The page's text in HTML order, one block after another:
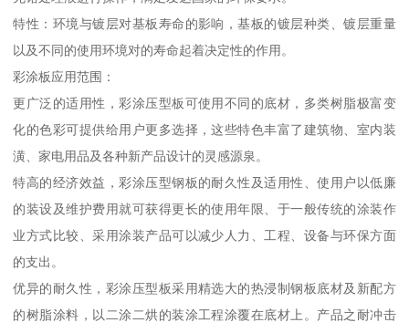
特性：环境与镀层对基板寿命的影响，基板的镀层种类、镀层重量
以及不同的使用环境对的寿命起着决定性的作用。
彩涂板应用范围：
更广泛的适用性，彩涂压型板可使用不同的底材，多类树脂极富变
化的色彩可提供给用户更多选择，这些特色丰富了建筑物、室内装
潢、家电用品及各种新产品设计的灵感源泉。
特高的经济效益，彩涂压型钢板的耐久性及适用性、使用户以低廉
的装设及维护费用就可获得更长的使用年限、于一般传统的涂装作
业方式比较、采用涂装产品可以减少人力、工程、设备与环保方面
的支出。
优异的耐久性，彩涂压型板采用精选大的热浸制钢板底材及新配方
的树脂涂料，以二涂二烘的装涂工程涂覆在底材上。产品之耐冲击